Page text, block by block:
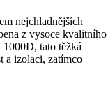
nejchladnějších
z vysoce kvalitního
tato těžká
a izolaci, zatímco